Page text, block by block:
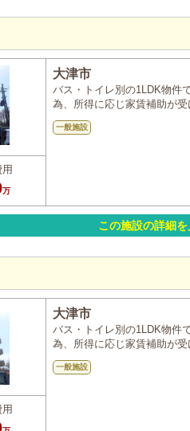
大津市
バス・トイレ別の1LDK物件
為、所得に応じ家賃補助が受
一般施設
万
この施設の詳細を
大津市
バス・トイレ別の1LDK物件
為、所得に応じ家賃補助が受
一般施設